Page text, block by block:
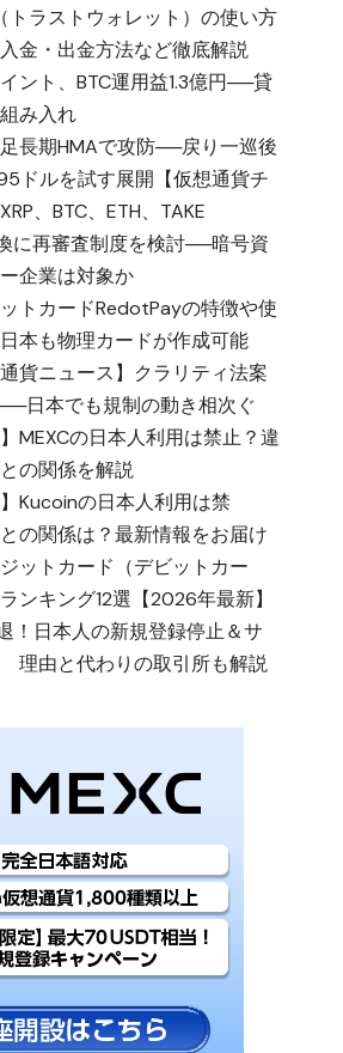
トラストウォレット）の使い方
金・出金方法など徹底解説
ント、BTC運用益1.3億円──貸
み入れ
長期HMAで攻防──戻り一巡後
ドルを試す展開【仮想通貨チ
、BTC、ETH、TAKE
に再審査制度を検討──暗号資
企業は対象か
トカードRedotPayの特徴や使
本も物理カードが作成可能
通貨ニュース】クラリティ法案
日本でも規制の動き相次ぐ
MEXCの日本人利用は禁止？違
の関係を解説
Kucoinの日本人利用は禁
の関係は？最新情報をお届け
ットカード（デビットカー
ンキング12選【2026年最新】
！日本人の新規登録停止＆サ
理由と代わりの取引所も解説